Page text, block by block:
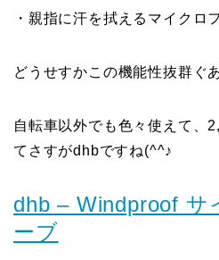
・親指に汗を拭えるマイクロ
どうせすかこの機能性抜群ぐ
自転車以外でも色々使えて、
てさすがdhbですね(^^♪
dhb – Windproof サ
ーブ